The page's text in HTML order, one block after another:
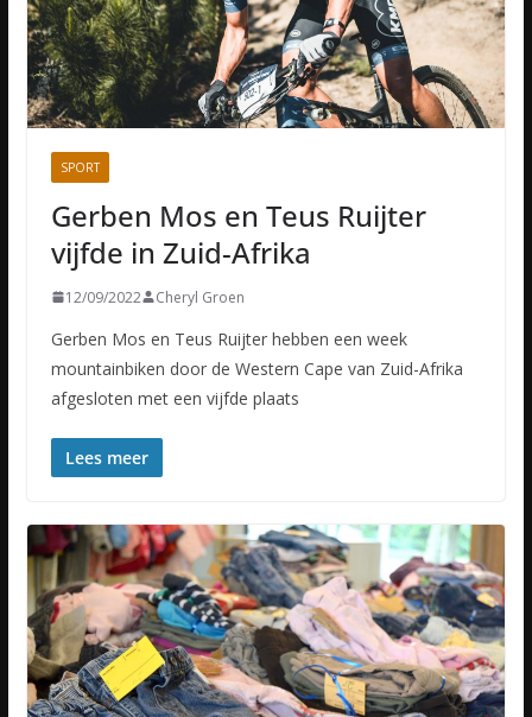
SPORT
Gerben Mos en Teus Ruijter
vijfde in Zuid-Afrika
12/09/2022 Cheryl Groen
Gerben Mos en Teus Ruijter hebben een week
mountainbiken door de Western Cape van Zuid-Afrika
afgesloten met een vijfde plaats
Lees meer